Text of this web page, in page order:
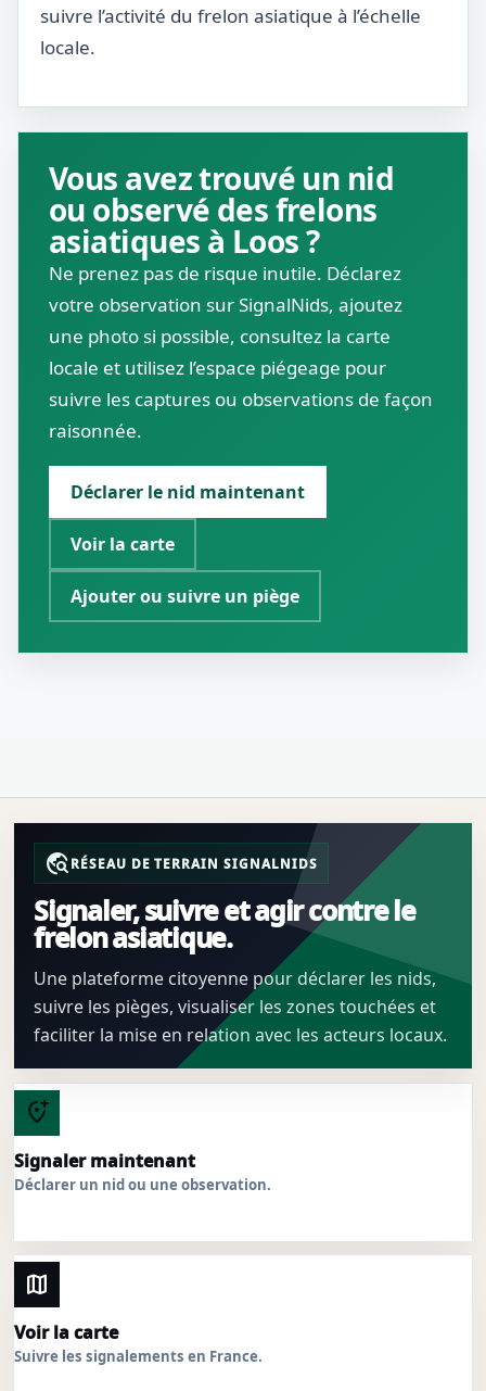
suivre l’activité du frelon asiatique à l’échelle
locale.
Vous avez trouvé un nid
ou observé des frelons
asiatiques à Loos ?
Ne prenez pas de risque inutile. Déclarez
votre observation sur SignalNids, ajoutez
une photo si possible, consultez la carte
locale et utilisez l’espace piégeage pour
suivre les captures ou observations de façon
raisonnée.
Déclarer le nid maintenant
Voir la carte
Ajouter ou suivre un piège
travel_exploreRÉSEAU DE TERRAIN SIGNALNIDS
Signaler, suivre et agir contre le
frelon asiatique.
Une plateforme citoyenne pour déclarer les nids,
suivre les pièges, visualiser les zones touchées et
faciliter la mise en relation avec les acteurs locaux.
add_location_alt
Signaler maintenant
Déclarer un nid ou une observation.
map
Voir la carte
Suivre les signalements en France.